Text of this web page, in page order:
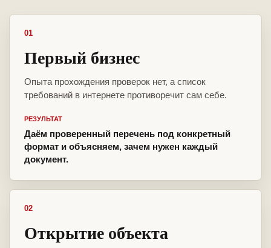
01
Первый бизнес
Опыта прохождения проверок нет, а список
требований в интернете противоречит сам себе.
РЕЗУЛЬТАТ
Даём проверенный перечень под конкретный
формат и объясняем, зачем нужен каждый
документ.
02
Открытие объекта